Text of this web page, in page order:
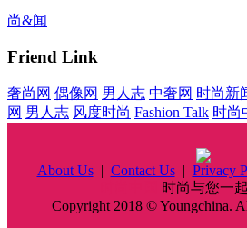
尚&闻
Friend Link
奢尚网 偶像网 男人志 中奢网 时尚新
网 男人志 风度时尚 Fashion Talk 时尚
About Us| Contact Us| Privacy
时尚与您一
Copyright 2018 © Youngchina.